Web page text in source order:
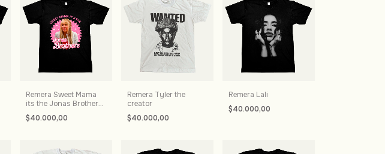
Remera Sweet Mama
its the Jonas Brothers
- Hannah Montana
$40.000,00
Remera Tyler the
creator
$40.000,00
Remera Lali
$40.000,00